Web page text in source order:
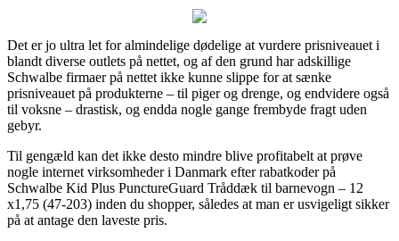
Det er jo ultra let for almindelige dødelige at vurdere prisniveauet i
blandt diverse outlets på nettet, og af den grund har adskillige
Schwalbe firmaer på nettet ikke kunne slippe for at sænke
prisniveauet på produkterne – til piger og drenge, og endvidere også
til voksne – drastisk, og endda nogle gange frembyde fragt uden
gebyr.
Til gengæld kan det ikke desto mindre blive profitabelt at prøve
nogle internet virksomheder i Danmark efter rabatkoder på
Schwalbe Kid Plus PunctureGuard Tråddæk til barnevogn – 12
x1,75 (47-203) inden du shopper, således at man er usvigeligt sikker
på at antage den laveste pris.